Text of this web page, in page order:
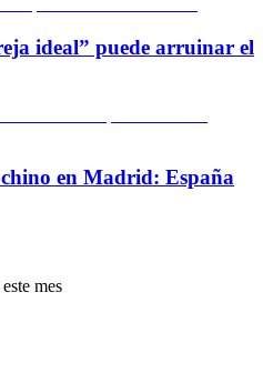
ideal” puede arruinar el
en Madrid: España
mes